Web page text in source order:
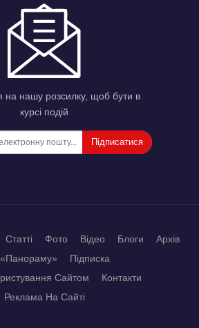
на нашу розсилку, щоб бути в
курсі подій
Підписатися
Статті Фото Відео Блоги
Архів
Підписка
Сайтом
Контакти
Реклама На Сайті